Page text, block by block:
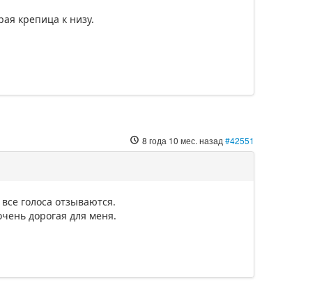
крепица к низу.
8 года 10 мес. назад #42551
голоса отзываются.
дорогая для меня.